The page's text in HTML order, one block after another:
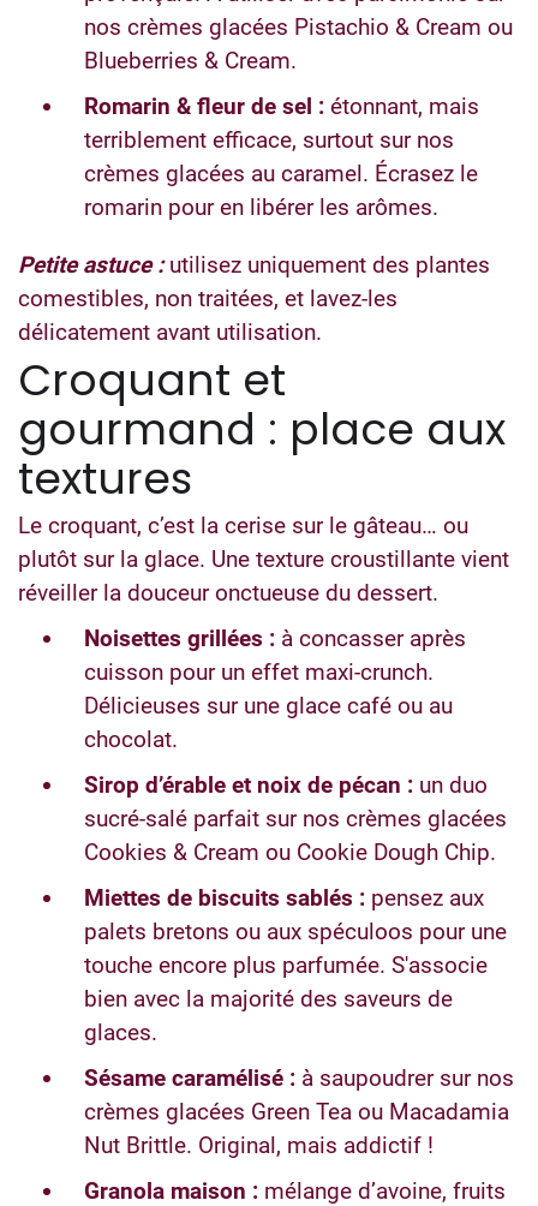
nos crèmes glacées Pistachio & Cream ou
Blueberries & Cream.
Romarin & fleur de sel : étonnant, mais
terriblement efficace, surtout sur nos
crèmes glacées au caramel. Écrasez le
romarin pour en libérer les arômes.
Petite astuce :utilisez uniquement des plantes
comestibles, non traitées, et lavez-les
délicatement avant utilisation.
Croquant et
gourmand : place aux
textures
Le croquant, c’est la cerise sur le gâteau… ou
plutôt sur la glace. Une texture croustillante vient
réveiller la douceur onctueuse du dessert.
Noisettes grillées : à concasser après
cuisson pour un effet maxi-crunch.
Délicieuses sur une glace café ou au
chocolat.
Sirop d’érable et noix de pécan : un duo
sucré-salé parfait sur nos crèmes glacées
Cookies & Cream ou Cookie Dough Chip.
Miettes de biscuits sablés : pensez aux
palets bretons ou aux spéculoos pour une
touche encore plus parfumée. S'associe
bien avec la majorité des saveurs de
glaces.
Sésame caramélisé : à saupoudrer sur nos
crèmes glacées Green Tea ou Macadamia
Nut Brittle. Original, mais addictif !
Granola maison : mélange d’avoine, fruits